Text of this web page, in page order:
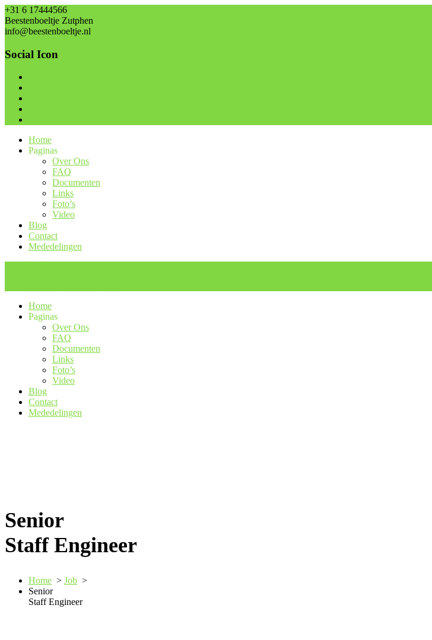
+31 6 17444566
Beestenboeltje Zutphen
info@beestenboeltje.nl
Social Icon
Home
Paginas
Over Ons
FAQ
Documenten
Links
Foto’s
Video
Blog
Contact
Mededelingen
Home
Paginas
Over Ons
FAQ
Documenten
Links
Foto’s
Video
Blog
Contact
Mededelingen
Senior
Staff Engineer
Home > Job >
Senior
Staff Engineer